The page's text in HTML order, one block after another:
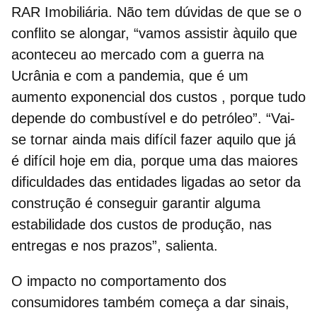
RAR Imobiliária. Não tem dúvidas de que se o
conflito se alongar, “vamos assistir àquilo que
aconteceu ao mercado com a guerra na
Ucrânia e com a pandemia, que é um
aumento exponencial dos custos , porque tudo
depende do combustível e do petróleo”. “Vai-
se tornar ainda mais difícil fazer aquilo que já
é difícil hoje em dia, porque uma das maiores
dificuldades das entidades ligadas ao setor da
construção é conseguir garantir alguma
estabilidade dos custos de produção, nas
entregas e nos prazos”, salienta.
O impacto no comportamento dos
consumidores também começa a dar sinais,